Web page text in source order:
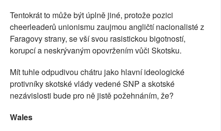
Tentokrát to může být úplně jiné, protože pozici
cheerleaderů unionismu zaujmou angličtí nacionalisté z
Faragovy strany, se vší svou rasistickou bigotností,
korupcí a neskrývaným opovržením vůči Skotsku.
Mít tuhle odpudivou chátru jako hlavní ideologické
protivníky skotské vlády vedené SNP a skotské
nezávislosti bude pro ně jistě požehnáním, že?
Wales